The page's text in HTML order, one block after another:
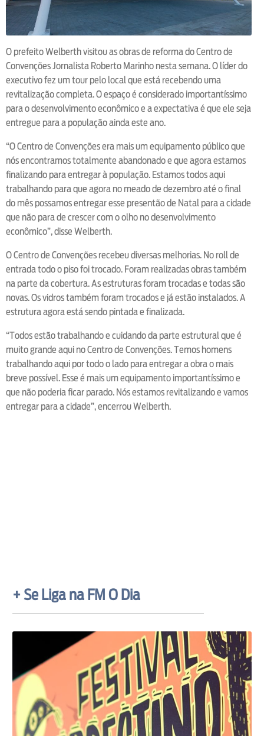
O prefeito Welberth visitou as obras de reforma do Centro de
Convenções Jornalista Roberto Marinho nesta semana. O líder do
executivo fez um tour pelo local que está recebendo uma
revitalização completa. O espaço é considerado importantíssimo
para o desenvolvimento econômico e a expectativa é que ele seja
entregue para a população ainda este ano.
“O Centro de Convenções era mais um equipamento público que
nós encontramos totalmente abandonado e que agora estamos
finalizando para entregar à população. Estamos todos aqui
trabalhando para que agora no meado de dezembro até o final
do mês possamos entregar esse presentão de Natal para a cidade
que não para de crescer com o olho no desenvolvimento
econômico”, disse Welberth.
O Centro de Convenções recebeu diversas melhorias. No roll de
entrada todo o piso foi trocado. Foram realizadas obras também
na parte da cobertura. As estruturas foram trocadas e todas são
novas. Os vidros também foram trocados e já estão instalados. A
estrutura agora está sendo pintada e finalizada.
“Todos estão trabalhando e cuidando da parte estrutural que é
muito grande aqui no Centro de Convenções. Temos homens
trabalhando aqui por todo o lado para entregar a obra o mais
breve possível. Esse é mais um equipamento importantíssimo e
que não poderia ficar parado. Nós estamos revitalizando e vamos
entregar para a cidade”, encerrou Welberth.
+ Se Liga na FM O Dia